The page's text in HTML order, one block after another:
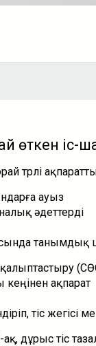
өткен іс-
түрлі
ауыз
әдеттерді
танымдық
ақпарат
тіс жегісі
дұрыс тіс